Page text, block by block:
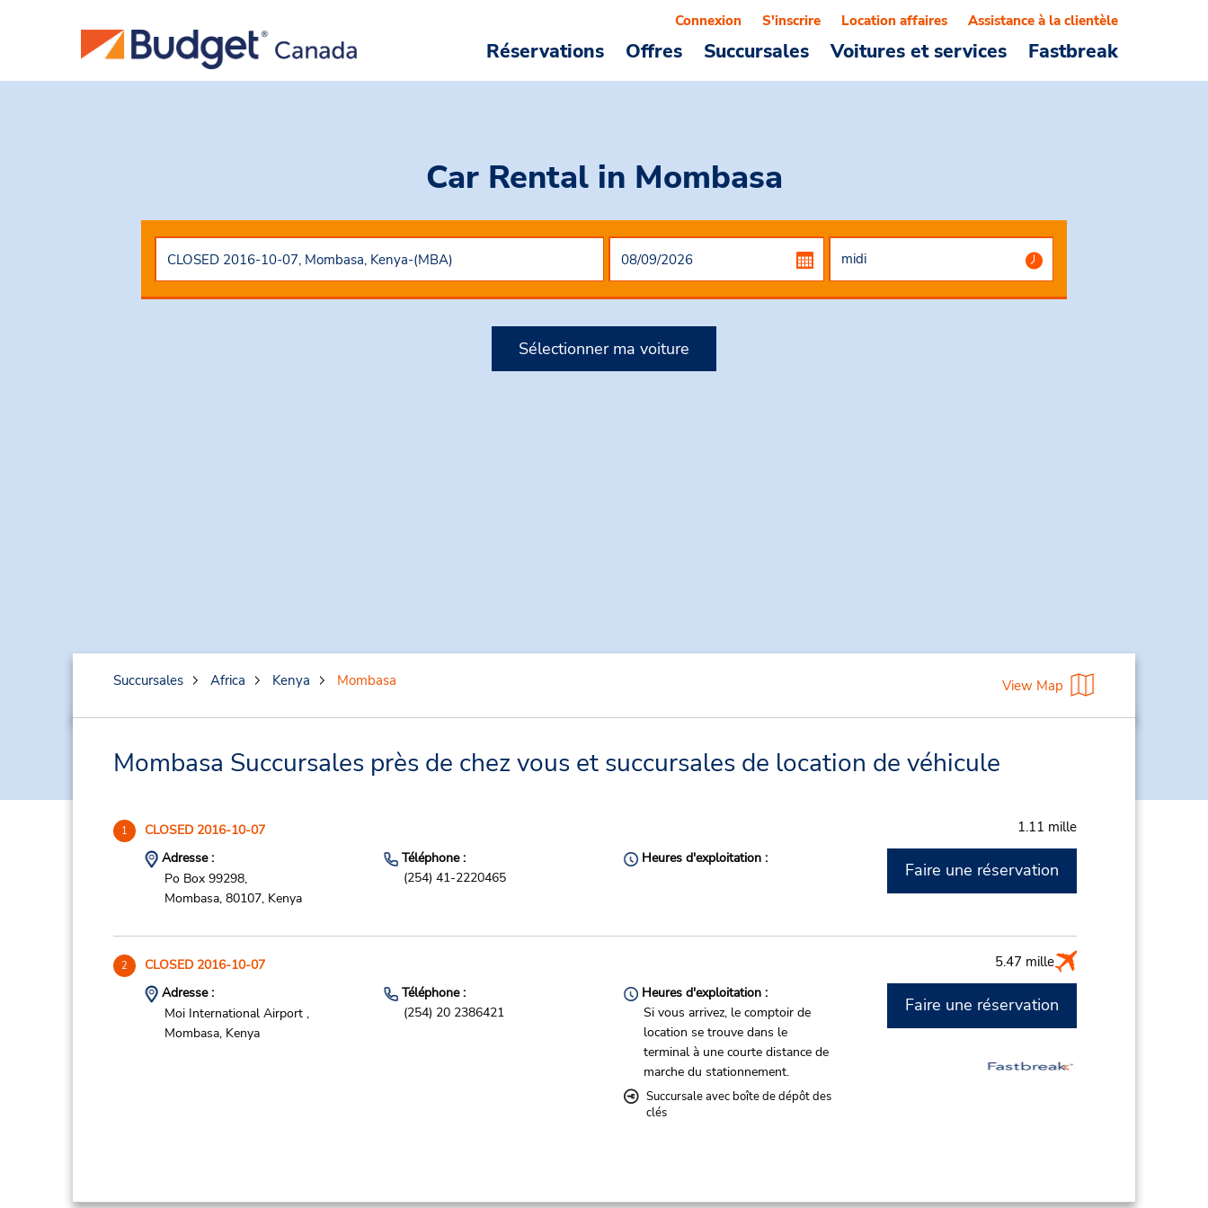
Réservations Offres Succursales Voitures et services Fastbreak
Connexion S'inscrire Location affaires Assistance à la clientèle
Car Rental in Mombasa
Sélectionner ma voiture
Succursales Africa Kenya Mombasa View Map
Mombasa Succursales près de chez vous et succursales de location de véhicule
1 CLOSED 2016-10-07 1.11 mille
Adresse :
Po Box 99298,
Mombasa, 80107, Kenya
Téléphone :
(254) 41-2220465
Heures d'exploitation :
Faire une réservation
2 CLOSED 2016-10-07 5.47 mille
Adresse :
Moi International Airport ,
Mombasa, Kenya
Téléphone :
(254) 20 2386421
Heures d'exploitation :
Si vous arrivez, le comptoir de
location se trouve dans le
terminal à une courte distance de
marche du stationnement.
Succursale avec boîte de dépôt des
clés
Faire une réservation